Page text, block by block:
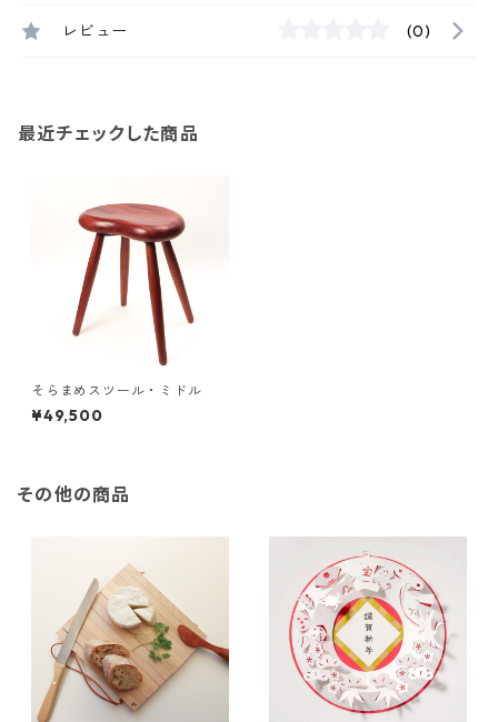
レビュー (0)
最近チェックした商品
そらまめスツール・ミドル
¥49,500
その他の商品